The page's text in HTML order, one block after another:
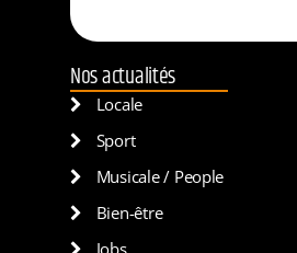
Nos actualités
Locale
Sport
Musicale / People
Bien-être
Jobs